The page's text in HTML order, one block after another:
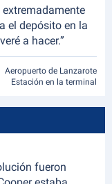
extremadamente
el depósito en la
a hacer.”
Aeropuerto de Lanzarote
Estación en la terminal
fueron